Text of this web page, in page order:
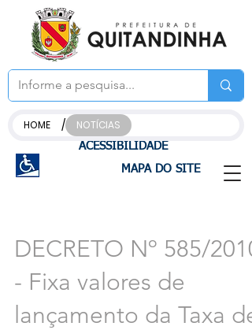
ACESSIBILIDADE
MAPA DO SITE
HOME / NOTÍCIAS
DECRETO Nº 585/2010
- Fixa valores de
lançamento da Taxa de